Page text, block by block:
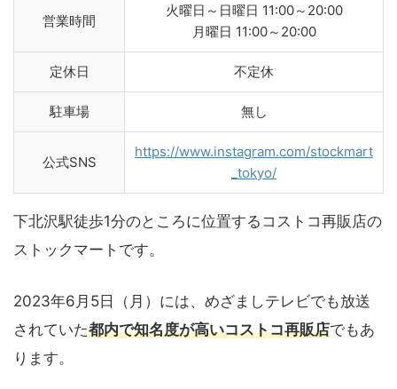
営業時間
火曜日～日曜日 11:00～20:00
月曜日 11:00～20:00
定休日 不定休
駐車場 無し
公式SNS
https://www.instagram.com/stockmart
_tokyo/
下北沢駅徒歩1分のところに位置するコストコ再販店の
ストックマートです。
2023年6月5日（月）には、めざましテレビでも放送
されていた都内で知名度が高いコストコ再販店でもあ
ります。